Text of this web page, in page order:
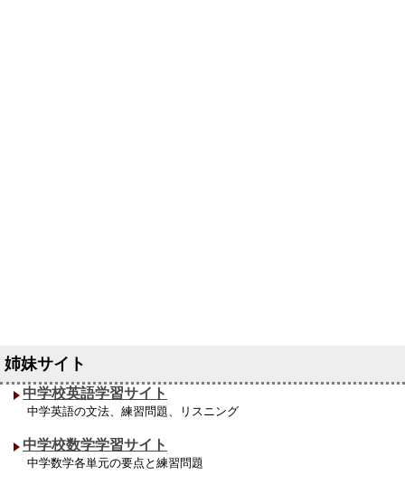
中学校英語学習サイト
中学英語の文法、練習問題、リスニング
中学校数学学習サイト
中学数学各単元の要点と練習問題